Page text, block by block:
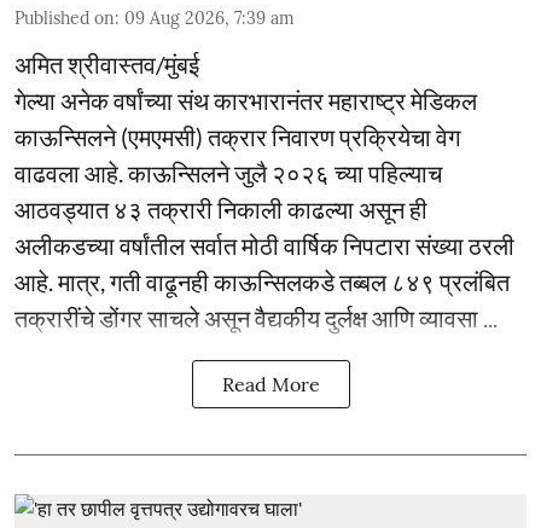
Published on: 09 Aug 2026, 7:39 am
अमित श्रीवास्तव/मुंबई
गेल्या अनेक वर्षांच्या संथ कारभारानंतर महाराष्ट्र मेडिकल
काऊन्सिलने (एमएमसी) तक्रार निवारण प्रक्रियेचा वेग
वाढवला आहे. काऊन्सिलने जुलै २०२६ च्या पहिल्याच
आठवड्यात ४३ तक्रारी निकाली काढल्या असून ही
अलीकडच्या वर्षांतील सर्वात मोठी वार्षिक निपटारा संख्या ठरली
आहे. मात्र, गती वाढूनही काऊन्सिलकडे तब्बल ८४९ प्रलंबित
तक्रारींचे डोंगर साचले असून वैद्यकीय दुर्लक्ष आणि व्यावसा ...
Read More